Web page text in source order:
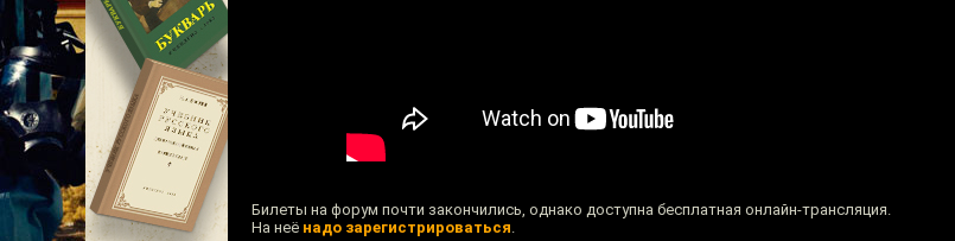
Билеты на форум почти закончились, однако доступна бесплатная онлайн-трансляция.
На неё надо зарегистрироваться.